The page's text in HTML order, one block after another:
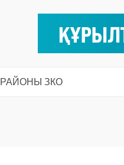
РАЙОНЫ ЗКО